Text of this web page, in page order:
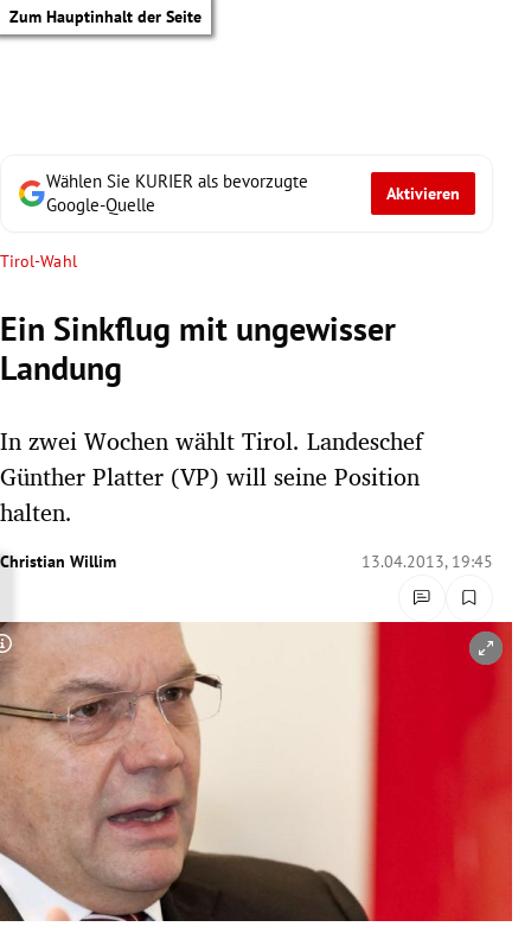
Zum Hauptinhalt der Seite
Untermenü
Untermenü
Untermenü
Untermenü
Untermenü
Untermenü
Untermenü
Wählen Sie KURIER als bevorzugte
Google-Quelle
Aktivieren
Tirol-Wahl
Ein Sinkflug mit ungewisser
Landung
In zwei Wochen wählt Tirol. Landeschef
Günther Platter (VP) will seine Position
halten.
Christian Willim 13.04.2013, 19:45
Copyright-Hinweis öffnen/schließen